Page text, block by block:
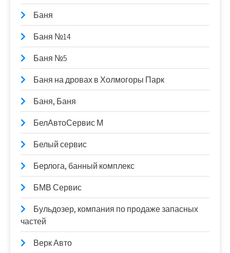
Баня
Баня №14
Баня №5
Баня на дровах в Холмогоры Парк
Баня, Баня
БелАвтоСервис М
Белый сервис
Берлога, банный комплекс
БМВ Сервис
Бульдозер, компания по продаже запасных
частей
Верк Авто